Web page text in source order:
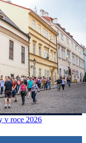
v roce 2026